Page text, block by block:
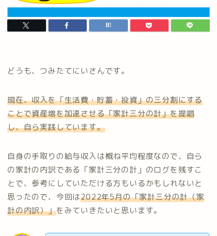
どうも、つみたてにいさんです。
現在、収入を「生活費・貯蓄・投資」の三分割にする
ことで資産増を加速させる「家計三分の計」を提唱
し、自ら実践しています。
自身の手取りの給与収入は概ね平均程度なので、自ら
の家計の内訳である「家計三分の計」のログを残すこ
とで、参考にしていただける方もいるかもしれないと
思ったので、今回は2022年5月の「家計三分の計（家
計の内訳）」をみていきたいと思います。